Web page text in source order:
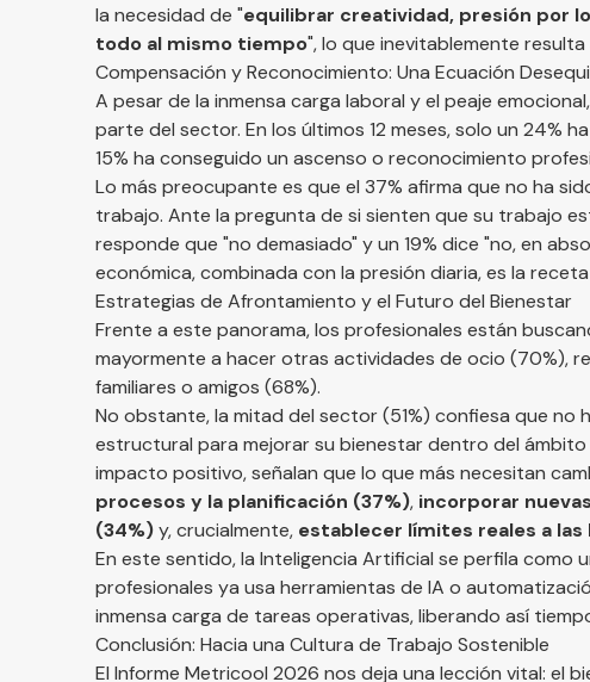
la necesidad de "equilibrar creatividad, presión por
todo al mismo tiempo", lo que inevitablemente
Compensación y Reconocimiento: Una Ecuación
A pesar de la inmensa carga laboral y el peaje
parte del sector. En los últimos 12 meses, solo un 24%
15% ha conseguido un ascenso o reconocimiento
Lo más preocupante es que el 37% afirma que no ha
trabajo. Ante la pregunta de si sienten que su trabajo
responde que "no demasiado" y un 19% dice "no, en
económica, combinada con la presión diaria, es la
Estrategias de Afrontamiento y el Futuro del Bienestar
Frente a este panorama, los profesionales están
mayormente a hacer otras actividades de ocio (70%),
familiares o amigos (68%).
No obstante, la mitad del sector (51%) confiesa que
estructural para mejorar su bienestar dentro del ámbito
impacto positivo, señalan que lo que más necesitan
procesos y la planificación (37%), incorporar
(34%)y, crucialmente, establecer límites reales a las
En este sentido, la Inteligencia Artificial se perfila como
profesionales ya usa herramientas de IA o
inmensa carga de tareas operativas, liberando así
Conclusión: Hacia una Cultura de Trabajo Sostenible
El Informe Metricool 2026 nos deja una lección vital: el